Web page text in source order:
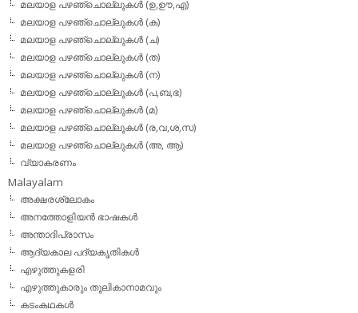
മലയാള പഴഞ്ചൊല്ലുകള്‍ (ഉ,ഊ,എ)
മലയാള പഴഞ്ചൊല്ലുകള്‍ (ക)
മലയാള പഴഞ്ചൊല്ലുകള്‍ (ച)
മലയാള പഴഞ്ചൊല്ലുകള്‍ (ത)
മലയാള പഴഞ്ചൊല്ലുകള്‍ (ന)
മലയാള പഴഞ്ചൊല്ലുകള്‍ (പ,ബ,ഭ)
മലയാള പഴഞ്ചൊല്ലുകള്‍ (മ)
മലയാള പഴഞ്ചൊല്ലുകള്‍ (ര,വ,ശ,സ)
മലയാള പഴഞ്ചൊല്ലുകൾ (അ, ആ)
വ്യാകരണം
Malayalam
അക്ഷരശ്ലോകം
അനത്തോളിയന്‍ ഭാഷകള്‍
അന്താദിപ്രാസം
ആദ്യകാല പദ്യകൃതികള്‍
എഴുത്തുകളരി
എഴുത്തുകാരും തൂലികാനാമവും
കടംകഥകള്‍